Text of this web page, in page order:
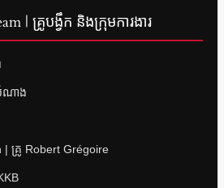
| គ្រូបង្វឹក និងក្រុមការងារ
ណាង
គ្រូ Robert Grégoire